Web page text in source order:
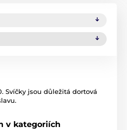
Svíčky jsou důležitá dortová
v kategoriích